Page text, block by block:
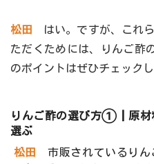
松田 はい。ですが、これ
ただくためには、りんご酢
のポイントはぜひチェック
りんご酢の選び方①┃原材
選ぶ
松田市販されているり